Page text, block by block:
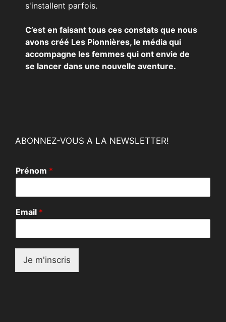
s'installent parfois.
C’est en faisant tous ces constats que nous
avons créé Les Pionnières, le média qui
accompagne les femmes qui ont envie de
se lancer dans une nouvelle aventure.
ABONNEZ-VOUS A LA NEWSLETTER!
Prénom *
*
E
a
i
Email *
Je m'inscris